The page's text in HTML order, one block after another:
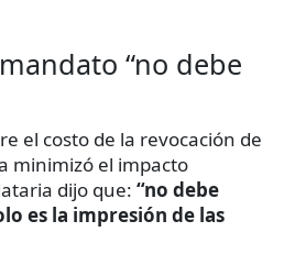
“no debe
el costo de la revocación de
minimizó el impacto
dijo que: “no debe
es la impresión de las